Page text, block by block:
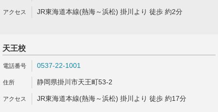
JR東海道本線(熱海～浜松) 掛川より 徒歩 約2分
天王校
0537-22-1001
静岡県掛川市天王町53-2
JR東海道本線(熱海～浜松) 掛川より 徒歩 約17分